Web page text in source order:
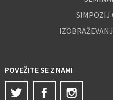
SIMPOZIJ
POVEŽITE SE Z NAMI
Twitter
Facebook